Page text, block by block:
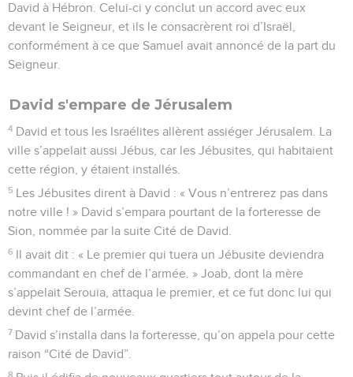
David à Hébron. Celui-ci y conclut un accord avec eux
devant le Seigneur, et ils le consacrèrent roi d’Israël,
conformément à ce que Samuel avait annoncé de la part du
Seigneur.
David s'empare de Jérusalem
4 David et tous les Israélites allèrent assiéger Jérusalem. La
ville s’appelait aussi Jébus, car les Jébusites, qui habitaient
cette région, y étaient installés.
5 Les Jébusites dirent à David : « Vous n’entrerez pas dans
notre ville ! » David s’empara pourtant de la forteresse de
Sion, nommée par la suite Cité de David.
6 Il avait dit : « Le premier qui tuera un Jébusite deviendra
commandant en chef de l’armée. » Joab, dont la mère
s’appelait Serouia, attaqua le premier, et ce fut donc lui qui
devint chef de l’armée.
7 David s’installa dans la forteresse, qu’on appela pour cette
raison “Cité de David”.
8